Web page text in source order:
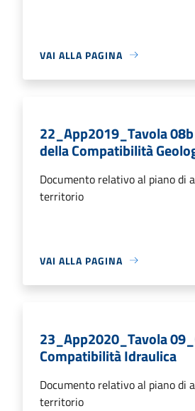
VAI ALLA PAGINA
22_App2019_Tavola
della Compatibilità
Documento relativo al piano di
territorio
VAI ALLA PAGINA
23_App2020_Tavola
Compatibilità Idraulica
Documento relativo al piano di
territorio